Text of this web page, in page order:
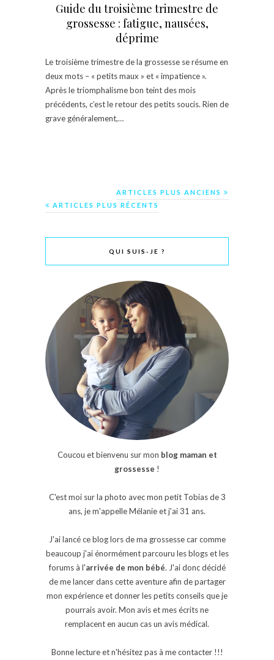
Guide du troisième trimestre de
grossesse : fatigue, nausées,
déprime
Le troisième trimestre de la grossesse se résume en
deux mots – « petits maux » et « impatience ».
Après le triomphalisme bon teint des mois
précédents, c’est le retour des petits soucis. Rien de
grave généralement,…
ARTICLES PLUS ANCIENS
ARTICLES PLUS RÉCENTS
QUI SUIS-JE ?
Coucou et bienvenu sur mon blog maman et
grossesse !
C'est moi sur la photo avec mon petit Tobias de 3
ans, je m'appelle Mélanie et j'ai 31 ans.
J'ai lancé ce blog lors de ma grossesse car comme
beaucoup j'ai énormément parcouru les blogs et les
forums à l'arrivée de mon bébé. J'ai donc décidé
de me lancer dans cette aventure afin de partager
mon expérience et donner les petits conseils que je
pourrais avoir. Mon avis et mes écrits ne
remplacent en aucun cas un avis médical.
Bonne lecture et n'hésitez pas à me contacter !!!